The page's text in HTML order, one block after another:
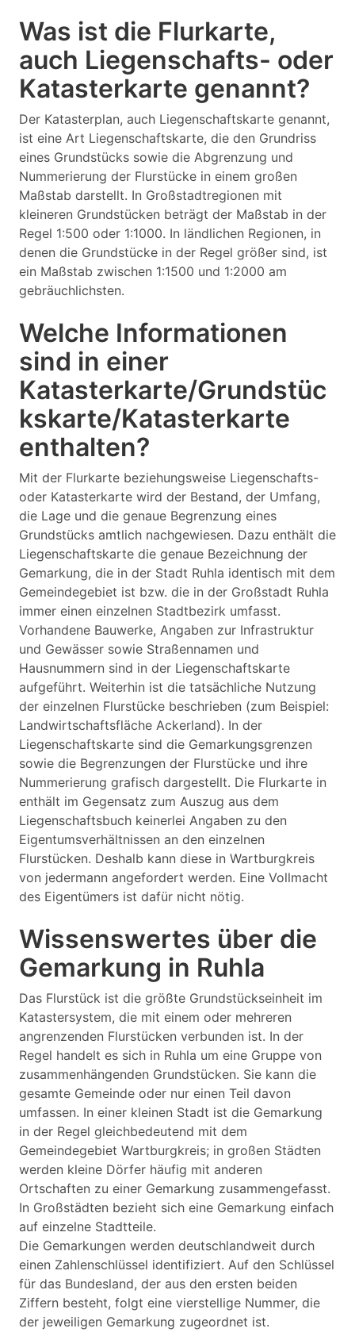
Was ist die Flurkarte,
auch Liegenschafts- oder
Katasterkarte genannt?
Der Katasterplan, auch Liegenschaftskarte genannt,
ist eine Art Liegenschaftskarte, die den Grundriss
eines Grundstücks sowie die Abgrenzung und
Nummerierung der Flurstücke in einem großen
Maßstab darstellt. In Großstadtregionen mit
kleineren Grundstücken beträgt der Maßstab in der
Regel 1:500 oder 1:1000. In ländlichen Regionen, in
denen die Grundstücke in der Regel größer sind, ist
ein Maßstab zwischen 1:1500 und 1:2000 am
gebräuchlichsten.
Welche Informationen
sind in einer
Katasterkarte/Grundstüc
kskarte/Katasterkarte
enthalten?
Mit der Flurkarte beziehungsweise Liegenschafts-
oder Katasterkarte wird der Bestand, der Umfang,
die Lage und die genaue Begrenzung eines
Grundstücks amtlich nachgewiesen. Dazu enthält die
Liegenschaftskarte die genaue Bezeichnung der
Gemarkung, die in der Stadt Ruhla identisch mit dem
Gemeindegebiet ist bzw. die in der Großstadt Ruhla
immer einen einzelnen Stadtbezirk umfasst.
Vorhandene Bauwerke, Angaben zur Infrastruktur
und Gewässer sowie Straßennamen und
Hausnummern sind in der Liegenschaftskarte
aufgeführt. Weiterhin ist die tatsächliche Nutzung
der einzelnen Flurstücke beschrieben (zum Beispiel:
Landwirtschaftsfläche Ackerland). In der
Liegenschaftskarte sind die Gemarkungsgrenzen
sowie die Begrenzungen der Flurstücke und ihre
Nummerierung grafisch dargestellt. Die Flurkarte in
enthält im Gegensatz zum Auszug aus dem
Liegenschaftsbuch keinerlei Angaben zu den
Eigentumsverhältnissen an den einzelnen
Flurstücken. Deshalb kann diese in Wartburgkreis
von jedermann angefordert werden. Eine Vollmacht
des Eigentümers ist dafür nicht nötig.
Wissenswertes über die
Gemarkung in Ruhla
Das Flurstück ist die größte Grundstückseinheit im
Katastersystem, die mit einem oder mehreren
angrenzenden Flurstücken verbunden ist. In der
Regel handelt es sich in Ruhla um eine Gruppe von
zusammenhängenden Grundstücken. Sie kann die
gesamte Gemeinde oder nur einen Teil davon
umfassen. In einer kleinen Stadt ist die Gemarkung
in der Regel gleichbedeutend mit dem
Gemeindegebiet Wartburgkreis; in großen Städten
werden kleine Dörfer häufig mit anderen
Ortschaften zu einer Gemarkung zusammengefasst.
In Großstädten bezieht sich eine Gemarkung einfach
auf einzelne Stadtteile.
Die Gemarkungen werden deutschlandweit durch
einen Zahlenschlüssel identifiziert. Auf den Schlüssel
für das Bundesland, der aus den ersten beiden
Ziffern besteht, folgt eine vierstellige Nummer, die
der jeweiligen Gemarkung zugeordnet ist.